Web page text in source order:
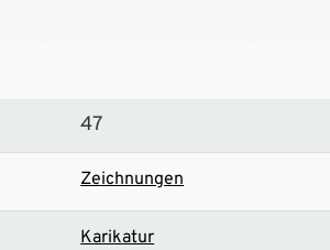
47
Zeichnungen
Karikatur